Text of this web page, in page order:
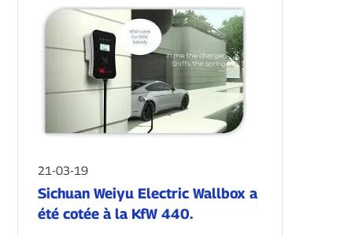
21-03-19
Sichuan Weiyu Electric Wallbox a
été cotée à la KfW 440.